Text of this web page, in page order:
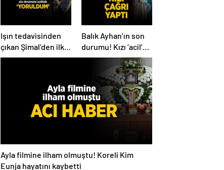
Işın tedavisinden
çıkan Şimal’den ilk
açıklama! ‘Ben çok
Balık Ayhan’ın son
durumu! Kızı ‘acil’
diyerek paylaştı
Ayla filmine ilham olmuştu! Koreli Kim
Eunja hayatını kaybetti